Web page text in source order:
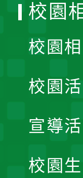
校園
校園
校園
宣導
校園